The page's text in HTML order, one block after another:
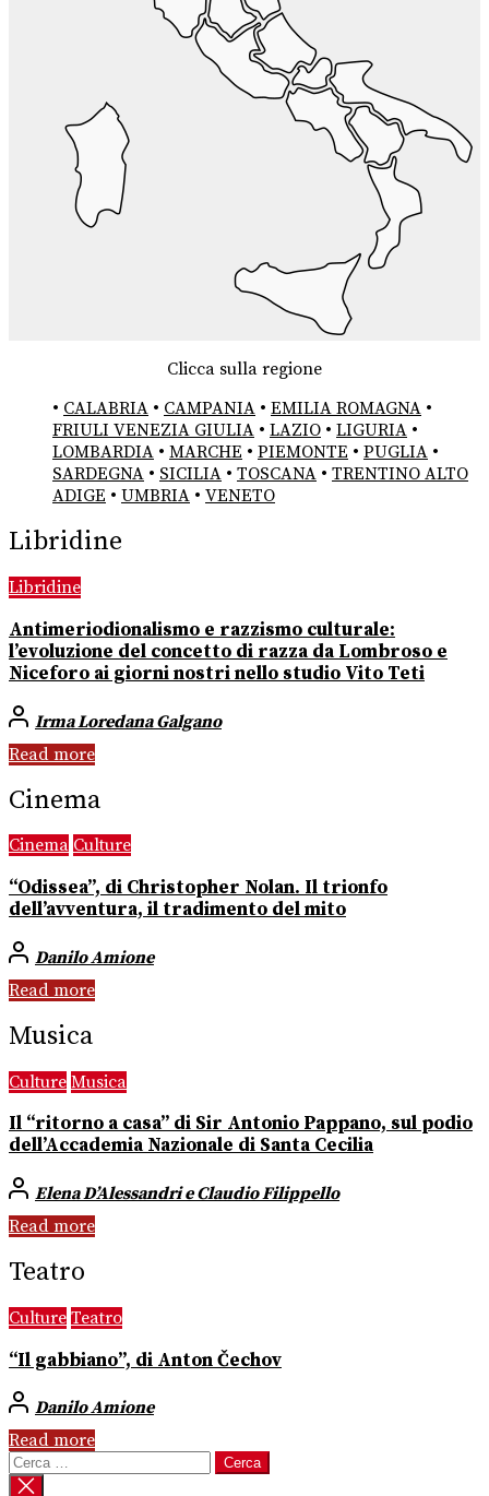
Clicca sulla regione
• CALABRIA • CAMPANIA • EMILIA ROMAGNA •
FRIULI VENEZIA GIULIA • LAZIO • LIGURIA •
LOMBARDIA • MARCHE • PIEMONTE • PUGLIA •
SARDEGNA • SICILIA • TOSCANA • TRENTINO ALTO
ADIGE • UMBRIA • VENETO
Libridine
Libridine
Antimeriodionalismo e razzismo culturale:
l’evoluzione del concetto di razza da Lombroso e
Niceforo ai giorni nostri nello studio Vito Teti
Irma Loredana Galgano
Read more
Cinema
Cinema Culture
“Odissea”, di Christopher Nolan. Il trionfo
dell’avventura, il tradimento del mito
Danilo Amione
Read more
Musica
Culture Musica
Il “ritorno a casa” di Sir Antonio Pappano, sul podio
dell’Accademia Nazionale di Santa Cecilia
Elena D’Alessandri e Claudio Filippello
Read more
Teatro
Culture Teatro
“Il gabbiano”, di Anton Čechov
Danilo Amione
Read more
Ricerca
per: